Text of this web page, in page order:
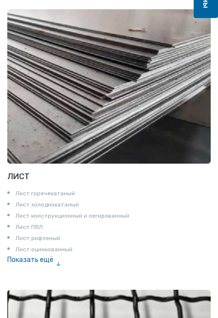
ЛИСТ
Лист горячекатаный
Лист холоднокатаный
Лист конструкционный и легированный
Лист ПВЛ
Лист рифленый
Лист оцинкованный
Показать ещё